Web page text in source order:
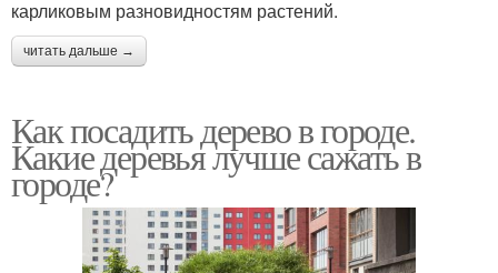
карликовым разновидностям растений.
читать дальше →
Как посадить дерево в городе.
Какие деревья лучше сажать в
городе?